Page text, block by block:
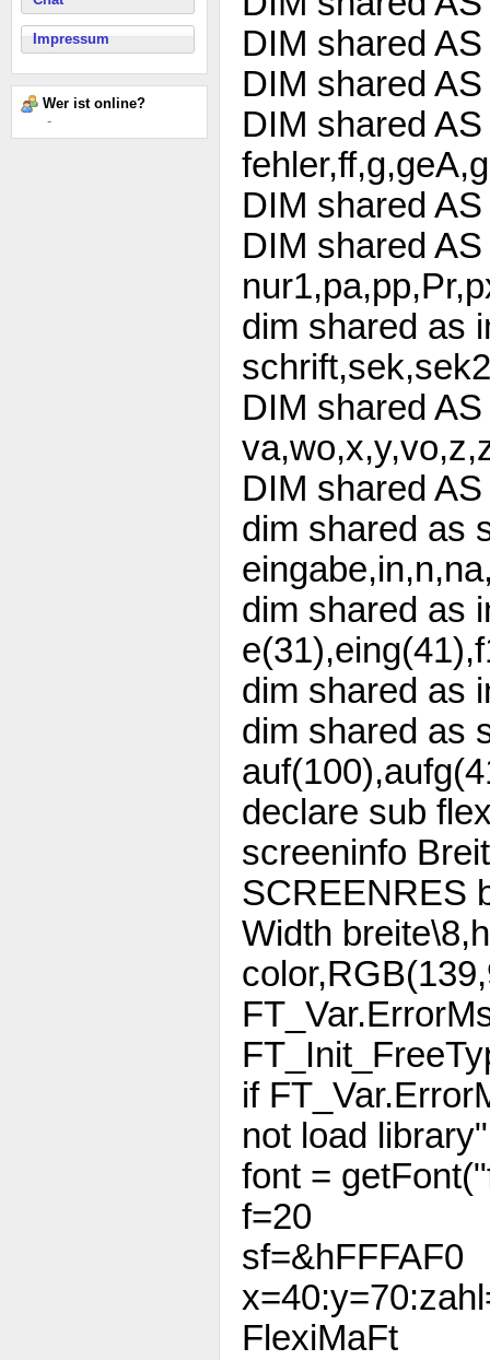
Impressum
Wer ist online?
-
DIM shared
DIM shared
DIM shared
DIM shared
DIM shared
dim shared as
DIM shared
DIM shared
dim shared as
dim shared as
dim shared as
dim shared as
declare sub
screeninfo
SCREENRES
Width
if
not load library"
font =
f=20
sf=&hFFFAF0
FlexiMaFt